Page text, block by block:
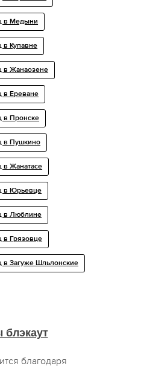
в Медыни
в Купавне
в Жанаозене
в Ереване
в Пронске
в Пушкино
в Жанатасе
в Юрьевце
в Люблине
в Грязовце
в Загуже Шльлонские
благодаря